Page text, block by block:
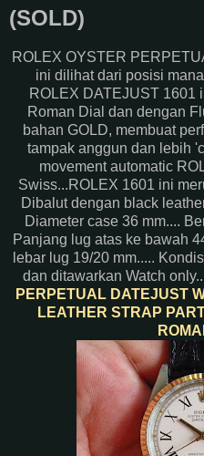
(SOLD)
ROLEX OYSTER
ini dilihat dari posisi
ROLEX DATEJUST 1601
Roman Dial dan dengan
bahan GOLD, membuat
tampak anggun dan lebih
movement automatic
Swiss...ROLEX 1601 ini
Dibalut dengan black
Diameter case 36 mm....
Panjang lug atas ke bawah
lebar lug 19/20 mm.....
dan ditawarkan Watch
PERPETUAL DATEJUST
LEATHER STRAP